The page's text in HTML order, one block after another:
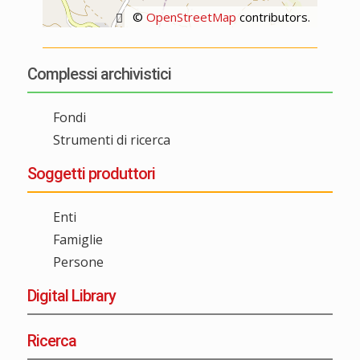
© OpenStreetMap contributors.
Complessi archivistici
Fondi
Strumenti di ricerca
Soggetti produttori
Enti
Famiglie
Persone
Digital Library
Ricerca